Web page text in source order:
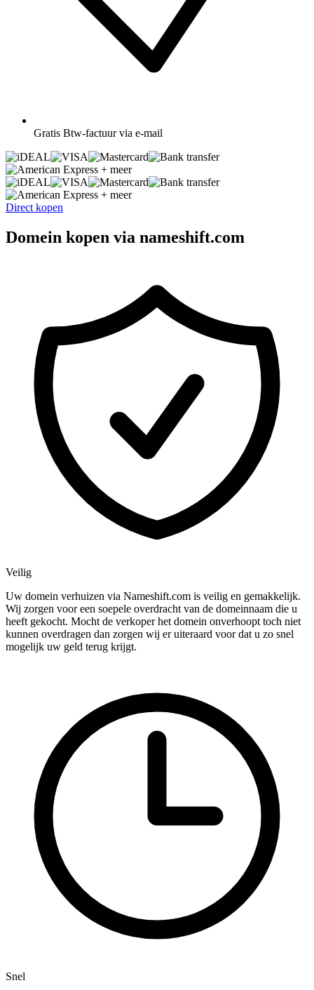
Gratis Btw-factuur via e-mail
+ meer
+ meer
Direct kopen
Domein kopen via nameshift.com
Veilig
Uw domein verhuizen via Nameshift.com is veilig en gemakkelijk.
Wij zorgen voor een soepele overdracht van de domeinnaam die u
heeft gekocht. Mocht de verkoper het domein onverhoopt toch niet
kunnen overdragen dan zorgen wij er uiteraard voor dat u zo snel
mogelijk uw geld terug krijgt.
Snel